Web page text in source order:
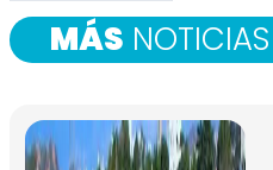
MÁS NOTICIAS